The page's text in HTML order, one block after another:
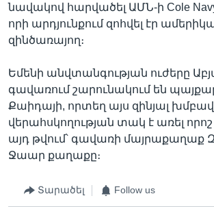
նավակով հարվածել ԱՄՆ-ի Cole
որի արդյունքում զոհվել էր
զինծառայող։
Եմենի անվտանգության ուժերը
գավառում շարունակում են
Քաիդայի, որտեղ այս զինյալ
վերահսկողության տակ է առել
այդ թվում՝ գավառի մայրաքաղաք
Ջաար քաղաքը։
Տարածել Follow us